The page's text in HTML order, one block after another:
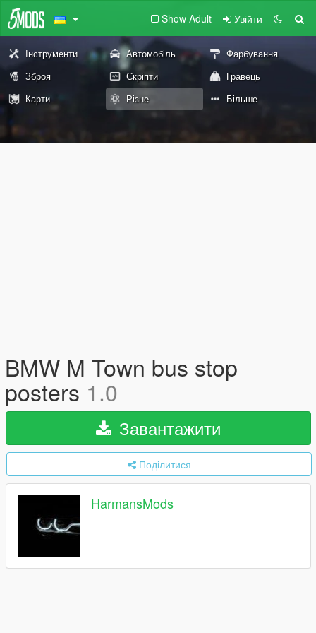
Show Adult Увійти
Інструменти Автомобіль
Фарбування
Зброя
Скріпти
Гравець
Карти
Різне Більше
BMW M Town bus stop
posters 1.0
Завантажити
Поділитися
HarmansMods